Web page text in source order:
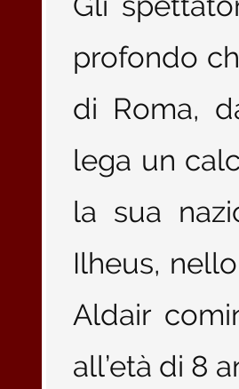
profondo
di Roma,
lega un
la sua
Ilheus,
Aldair
all’età di 8